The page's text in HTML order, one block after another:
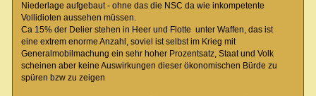
Niederlage aufgebaut - ohne das die NSC da wie inkompetente
Vollidioten aussehen müssen.
Ca 15% der Delier stehen in Heer und Flotte unter Waffen, das ist
eine extrem enorme Anzahl, soviel ist selbst im Krieg mit
Generalmobilmachung ein sehr hoher Prozentsatz, Staat und Volk
scheinen aber keine Auswirkungen dieser ökonomischen Bürde zu
spüren bzw zu zeigen